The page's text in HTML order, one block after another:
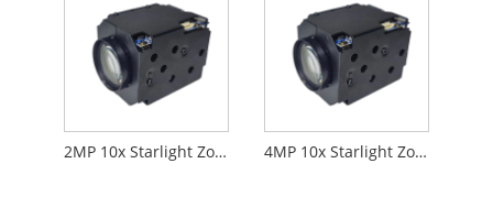
2MP 10x Starlight Zoom Camera Digital 4MP 10x Starlight Zoom Camera Digital